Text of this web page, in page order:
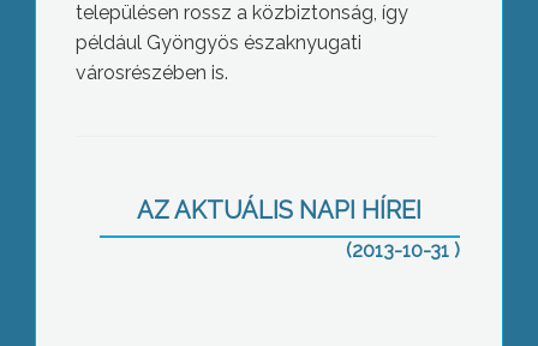
településen rossz a közbiztonság, így
például Gyöngyös északnyugati
városrészében is.
AZ AKTUÁLIS NAPI HÍREI
(2013-10-31 )